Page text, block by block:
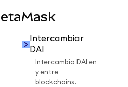
Intercambiar
DAI
Intercambia DAI en
y entre
blockchains.